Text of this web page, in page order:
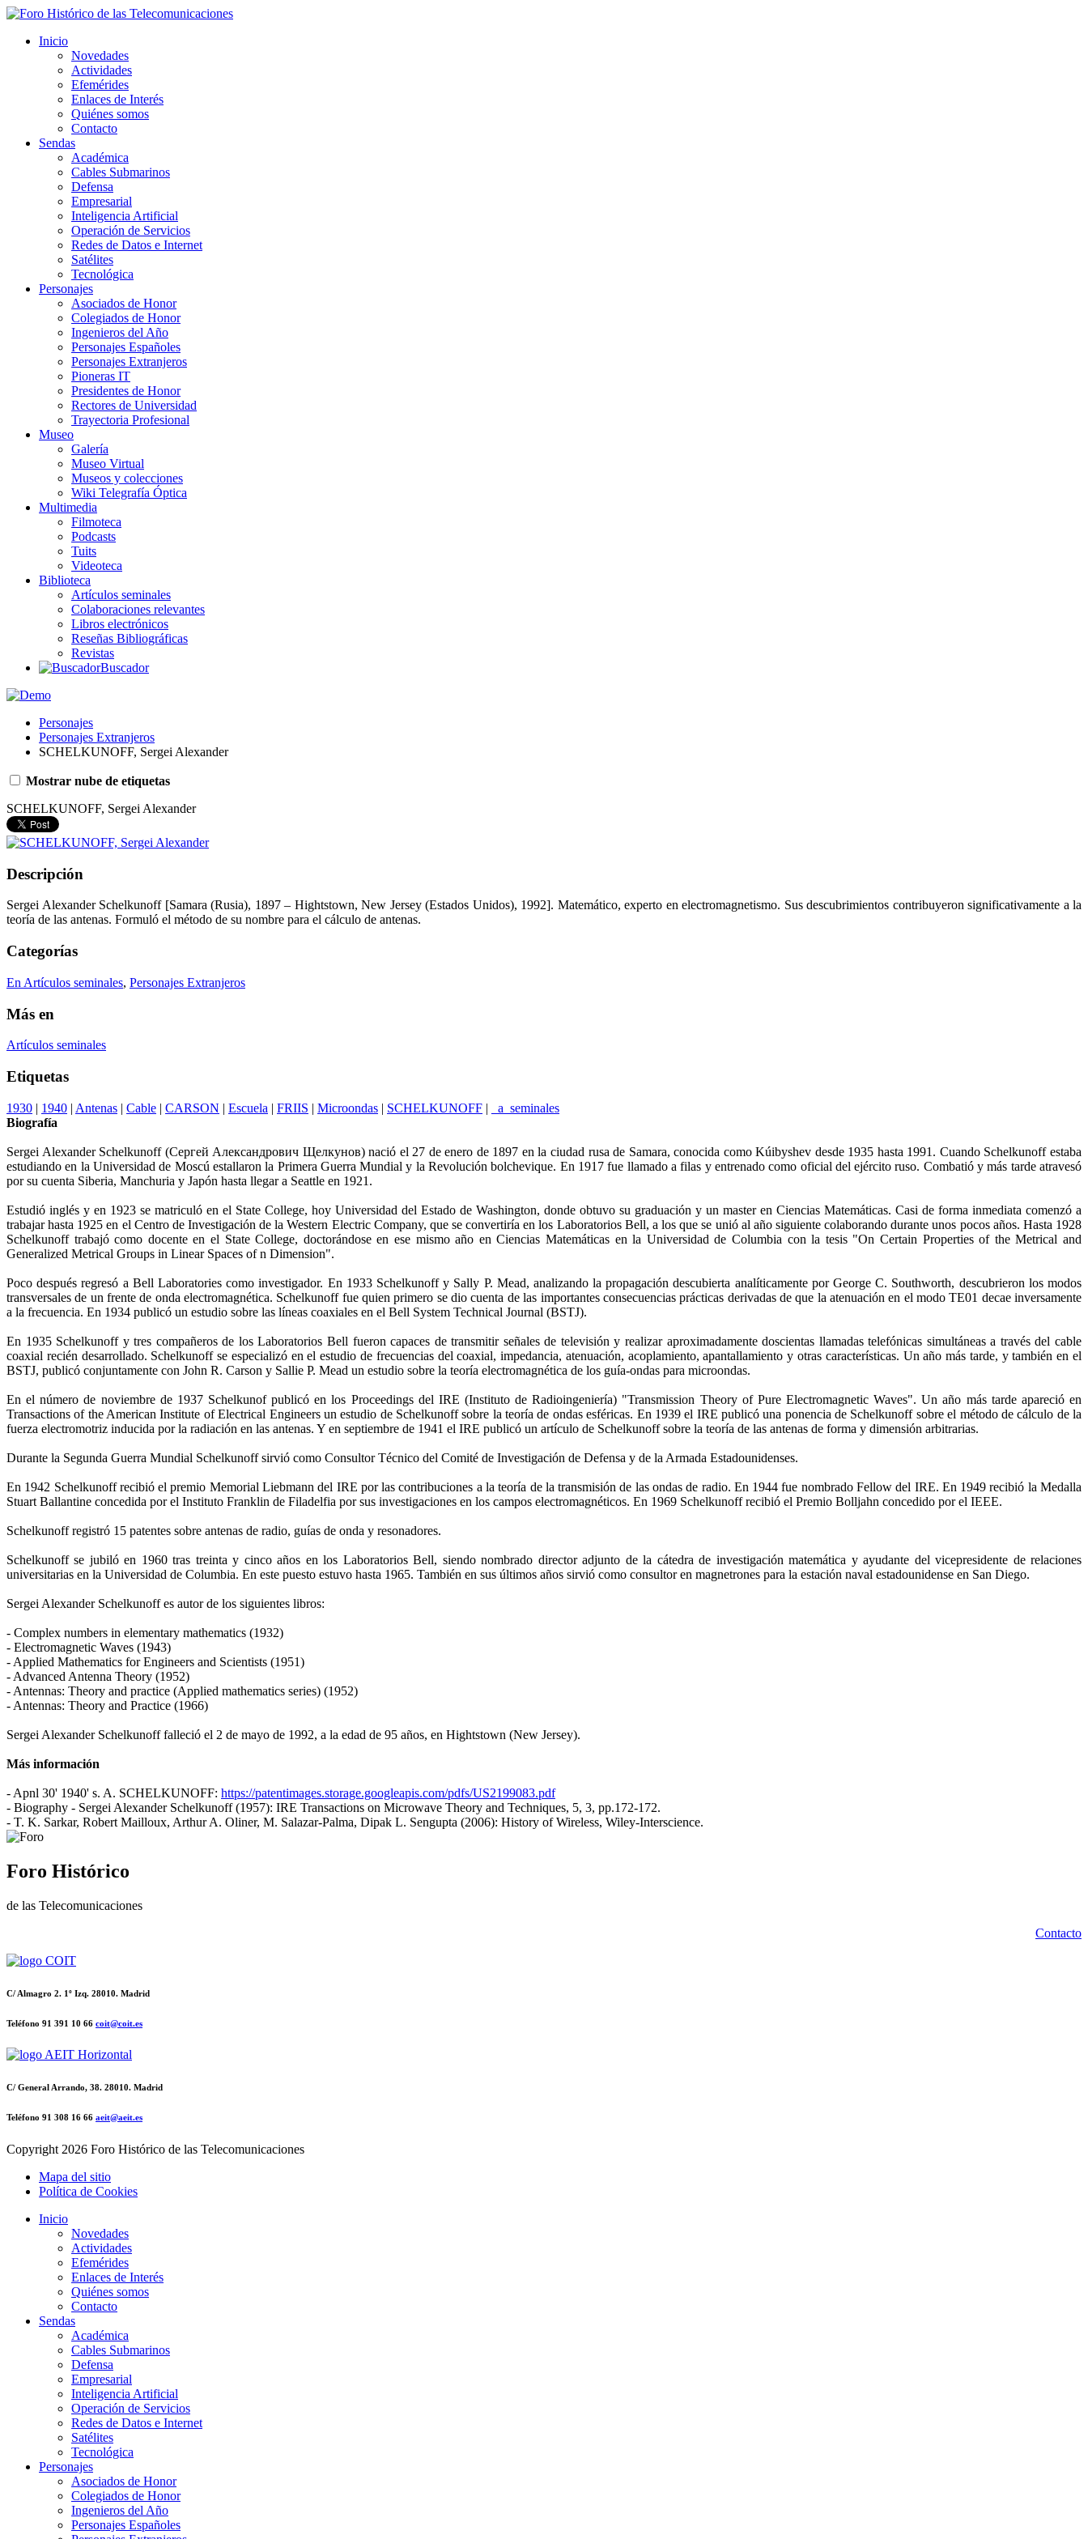
Inicio
Novedades
Actividades
Efemérides
Enlaces de Interés
Quiénes somos
Contacto
Sendas
Académica
Cables Submarinos
Defensa
Empresarial
Inteligencia Artificial
Operación de Servicios
Redes de Datos e Internet
Satélites
Tecnológica
Personajes
Asociados de Honor
Colegiados de Honor
Ingenieros del Año
Personajes Españoles
Personajes Extranjeros
Pioneras IT
Presidentes de Honor
Rectores de Universidad
Trayectoria Profesional
Museo
Galería
Museo Virtual
Museos y colecciones
Wiki Telegrafía Óptica
Multimedia
Filmoteca
Podcasts
Tuits
Videoteca
Biblioteca
Artículos seminales
Colaboraciones relevantes
Libros electrónicos
Reseñas Bibliográficas
Revistas
Buscador
Personajes
Personajes Extranjeros
SCHELKUNOFF, Sergei Alexander
Mostrar nube de etiquetas
SCHELKUNOFF, Sergei Alexander
Descripción
Sergei Alexander Schelkunoff [Samara (Rusia), 1897 – Hightstown, New Jersey (Estados Unidos), 1992]. Matemático, experto en electromagnetismo. Sus descubrimientos contribuyeron significativamente a la
teoría de las antenas. Formuló el método de su nombre para el cálculo de antenas.
Categorías
En Artículos seminales, Personajes Extranjeros
Más en
Artículos seminales
Etiquetas
1930 | 1940 | Antenas | Cable | CARSON | Escuela | FRIIS | Microondas | SCHELKUNOFF |
_a_seminales
Biografía
Sergei Alexander Schelkunoff (Сергей Александрович Щелкунов) nació el 27 de enero de 1897 en la ciudad rusa de Samara, conocida como Kúibyshev desde 1935 hasta 1991. Cuando Schelkunoff estaba
estudiando en la Universidad de Moscú estallaron la Primera Guerra Mundial y la Revolución bolchevique. En 1917 fue llamado a filas y entrenado como oficial del ejército ruso. Combatió y más tarde atravesó
por su cuenta Siberia, Manchuria y Japón hasta llegar a Seattle en 1921.
Estudió inglés y en 1923 se matriculó en el State College, hoy Universidad del Estado de Washington, donde obtuvo su graduación y un master en Ciencias Matemáticas. Casi de forma inmediata comenzó a
trabajar hasta 1925 en el Centro de Investigación de la Western Electric Company, que se convertiría en los Laboratorios Bell, a los que se unió al año siguiente colaborando durante unos pocos años. Hasta 1928
Schelkunoff trabajó como docente en el State College, doctorándose en ese mismo año en Ciencias Matemáticas en la Universidad de Columbia con la tesis "On Certain Properties of the Metrical and
Generalized Metrical Groups in Linear Spaces of n Dimension".
Poco después regresó a Bell Laboratories como investigador. En 1933 Schelkunoff y Sally P. Mead, analizando la propagación descubierta analíticamente por George C. Southworth, descubrieron los modos
transversales de un frente de onda electromagnética. Schelkunoff fue quien primero se dio cuenta de las importantes consecuencias prácticas derivadas de que la atenuación en el modo TE01 decae inversamente
a la frecuencia. En 1934 publicó un estudio sobre las líneas coaxiales en el Bell System Technical Journal (BSTJ).
En 1935 Schelkunoff y tres compañeros de los Laboratorios Bell fueron capaces de transmitir señales de televisión y realizar aproximadamente doscientas llamadas telefónicas simultáneas a través del cable
coaxial recién desarrollado. Schelkunoff se especializó en el estudio de frecuencias del coaxial, impedancia, atenuación, acoplamiento, apantallamiento y otras características. Un año más tarde, y también en el
BSTJ, publicó conjuntamente con John R. Carson y Sallie P. Mead un estudio sobre la teoría electromagnética de los guía-ondas para microondas.
En el número de noviembre de 1937 Schelkunof publicó en los Proceedings del IRE (Instituto de Radioingeniería) "Transmission Theory of Pure Electromagnetic Waves". Un año más tarde apareció en
Transactions of the American Institute of Electrical Engineers un estudio de Schelkunoff sobre la teoría de ondas esféricas. En 1939 el IRE publicó una ponencia de Schelkunoff sobre el método de cálculo de la
fuerza electromotriz inducida por la radiación en las antenas. Y en septiembre de 1941 el IRE publicó un artículo de Schelkunoff sobre la teoría de las antenas de forma y dimensión arbitrarias.
Durante la Segunda Guerra Mundial Schelkunoff sirvió como Consultor Técnico del Comité de Investigación de Defensa y de la Armada Estadounidenses.
En 1942 Schelkunoff recibió el premio Memorial Liebmann del IRE por las contribuciones a la teoría de la transmisión de las ondas de radio. En 1944 fue nombrado Fellow del IRE. En 1949 recibió la Medalla
Stuart Ballantine concedida por el Instituto Franklin de Filadelfia por sus investigaciones en los campos electromagnéticos. En 1969 Schelkunoff recibió el Premio Bolljahn concedido por el IEEE.
Schelkunoff registró 15 patentes sobre antenas de radio, guías de onda y resonadores.
Schelkunoff se jubiló en 1960 tras treinta y cinco años en los Laboratorios Bell, siendo nombrado director adjunto de la cátedra de investigación matemática y ayudante del vicepresidente de relaciones
universitarias en la Universidad de Columbia. En este puesto estuvo hasta 1965. También en sus últimos años sirvió como consultor en magnetrones para la estación naval estadounidense en San Diego.
Sergei Alexander Schelkunoff es autor de los siguientes libros:
- Complex numbers in elementary mathematics (1932)
- Electromagnetic Waves (1943)
- Applied Mathematics for Engineers and Scientists (1951)
- Advanced Antenna Theory (1952)
- Antennas: Theory and practice (Applied mathematics series) (1952)
- Antennas: Theory and Practice (1966)
Sergei Alexander Schelkunoff falleció el 2 de mayo de 1992, a la edad de 95 años, en Hightstown (New Jersey).
Más información
- Apnl 30' 1940' s. A. SCHELKUNOFF: https://patentimages.storage.googleapis.com/pdfs/US2199083.pdf
- Biography - Sergei Alexander Schelkunoff (1957): IRE Transactions on Microwave Theory and Techniques, 5, 3, pp.172-172.
- T. K. Sarkar, Robert Mailloux, Arthur A. Oliner, M. Salazar-Palma, Dipak L. Sengupta (2006): History of Wireless, Wiley-Interscience.
Foro Histórico
de las Telecomunicaciones
Contacto
C/ Almagro 2. 1º Izq. 28010. Madrid
Teléfono 91 391 10 66 coit@coit.es
C/ General Arrando, 38. 28010. Madrid
Teléfono 91 308 16 66 aeit@aeit.es
Copyright 2026 Foro Histórico de las Telecomunicaciones
Mapa del sitio
Política de Cookies
Inicio
Novedades
Actividades
Efemérides
Enlaces de Interés
Quiénes somos
Contacto
Sendas
Académica
Cables Submarinos
Defensa
Empresarial
Inteligencia Artificial
Operación de Servicios
Redes de Datos e Internet
Satélites
Tecnológica
Personajes
Asociados de Honor
Colegiados de Honor
Ingenieros del Año
Personajes Españoles